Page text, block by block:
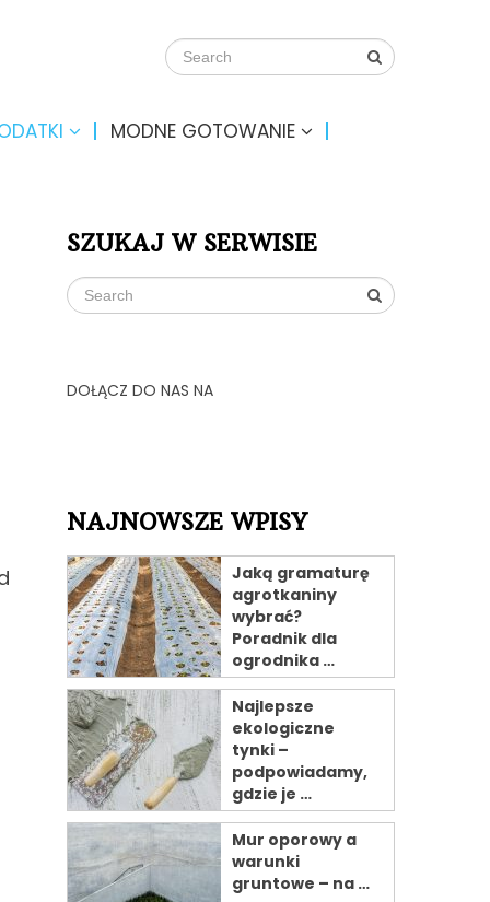
MODNE GOTOWANIE
SZUKAJ W SERWISIE
DOŁĄCZ DO NAS NA
NAJNOWSZE WPISY
Jaką gramaturę
agrotkaniny
wybrać?
Poradnik dla
ogrodnika …
Najlepsze
ekologiczne
tynki –
podpowiadamy,
gdzie je …
Mur oporowy a
warunki
gruntowe – na …